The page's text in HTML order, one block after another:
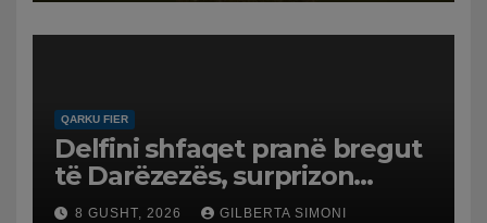
QARKU FIER
Delfini shfaqet pranë bregut
të Darëzezës, surprizon
pushuesit dhe banorët
8 GUSHT, 2026 GILBERTA SIMONI